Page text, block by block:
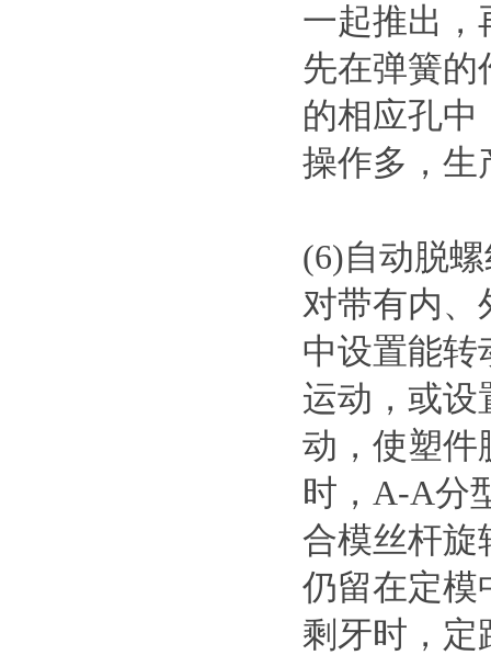
一起推出，
先在弹簧的
的相应孔中
操作多，生
(6)自动脱
对带有内、
中设置能转
运动，或设
动，使塑件
时，A-A分
合模丝杆旋
仍留在定模
剩牙时，定